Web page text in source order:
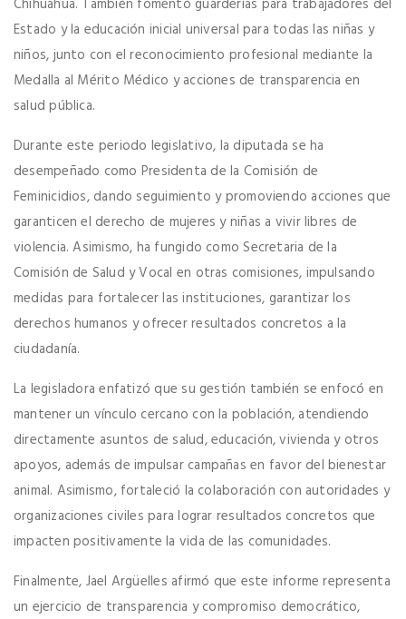
Chihuahua. También fomentó guarderías para trabajadores del
Estado y la educación inicial universal para todas las niñas y
niños, junto con el reconocimiento profesional mediante la
Medalla al Mérito Médico y acciones de transparencia en
salud pública.
Durante este periodo legislativo, la diputada se ha
desempeñado como Presidenta de la Comisión de
Feminicidios, dando seguimiento y promoviendo acciones que
garanticen el derecho de mujeres y niñas a vivir libres de
violencia. Asimismo, ha fungido como Secretaria de la
Comisión de Salud y Vocal en otras comisiones, impulsando
medidas para fortalecer las instituciones, garantizar los
derechos humanos y ofrecer resultados concretos a la
ciudadanía.
La legisladora enfatizó que su gestión también se enfocó en
mantener un vínculo cercano con la población, atendiendo
directamente asuntos de salud, educación, vivienda y otros
apoyos, además de impulsar campañas en favor del bienestar
animal. Asimismo, fortaleció la colaboración con autoridades y
organizaciones civiles para lograr resultados concretos que
impacten positivamente la vida de las comunidades.
Finalmente, Jael Argüelles afirmó que este informe representa
un ejercicio de transparencia y compromiso democrático,